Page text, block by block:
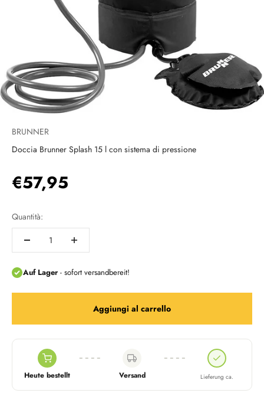
BRUNNER
Doccia Brunner Splash 15 l con sistema di pressione
Prezzo scontato
€57,95
Quantità:
Aggiungi al carrello
Heute bestellt Versand Lieferung ca.